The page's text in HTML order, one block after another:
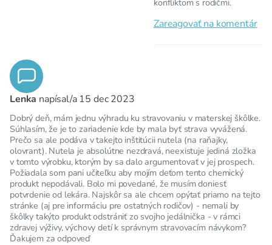
Zareagovať na komentár
Lenka napísal/a 15 dec 2023
Dobrý deň, mám jednu výhradu ku stravovaniu v materskej škôlke.
Súhlasím, že je to zariadenie kde by mala byť strava vyvážená.
Prečo sa ale podáva v takejto inštitúcii nutela (na raňajky,
olovrant). Nutela je absolútne nezdravá, neexistuje jediná zložka
v tomto výrobku, ktorým by sa dalo argumentovať v jej prospech.
Požiadala som pani učiteľku aby mojím deťom tento chemický
produkt nepodávali. Bolo mi povedané, že musím doniesť
potvrdenie od lekára. Najskôr sa ale chcem opýtať priamo na tejto
stránke (aj pre informáciu pre ostatných rodičov) - nemali by
škôlky takýto produkt odstrániť zo svojho jedálnička - v rámci
zdravej výživy, výchovy detí k správnym stravovacím návykom?
Ďakujem za odpoveď